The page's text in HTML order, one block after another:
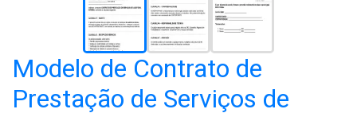
Modelo de Contrato de
Prestação de Serviços de